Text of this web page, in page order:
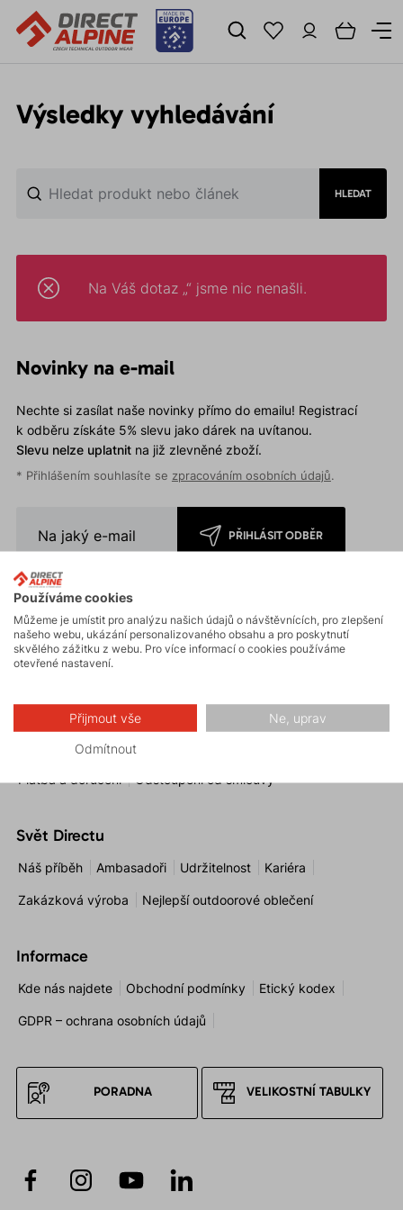
Výsledky vyhledávání
HLEDAT
Na Váš dotaz „“ jsme nic nenašli.
Novinky na e-mail
Nechte si zasílat naše novinky přímo do emailu! Registrací
k odběru získáte 5% slevu jako dárek na uvítanou.
Slevu nelze uplatnitna již zlevněné zboží.
* Přihlášením souhlasíte se zpracováním osobních údajů.
PŘIHLÁSIT ODBĚR
Časté dotazy Reklamace a výměna zboží
Záruční a pozáruční servis
Platba a doručení Odstoupení od smlouvy
Svět Directu
Náš příběh Ambasadoři Udržitelnost Kariéra
Zakázková výroba Nejlepší outdoorové oblečení
Informace
Kde nás najdete Obchodní podmínky Etický kodex
GDPR – ochrana osobních údajů
PORADNA VELIKOSTNÍ TABULKY
Používáme cookies
Můžeme je umístit pro analýzu našich údajů o návštěvnících, pro zlepšení
našeho webu, ukázání personalizovaného obsahu a pro poskytnutí
skvělého zážitku z webu. Pro více informací o cookies používáme
otevřené nastavení.
Přijmout vše Ne, uprav
Odmítnout